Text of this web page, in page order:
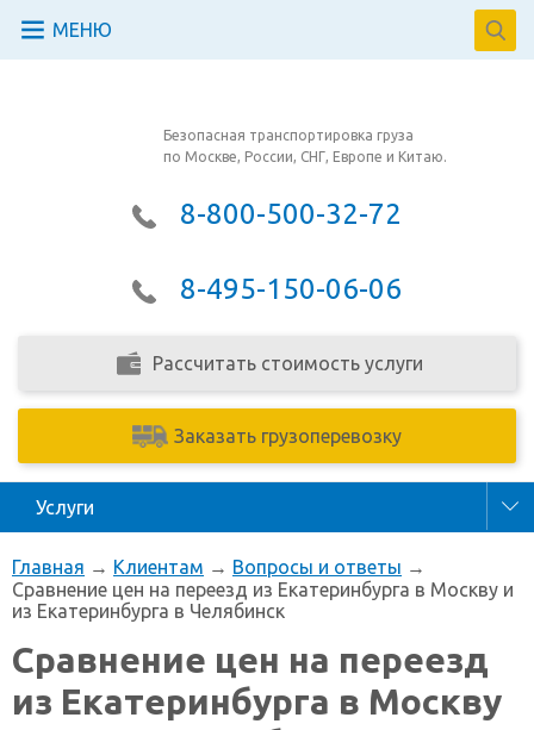
МЕНЮ
Безопасная транспортировка груза
по Москве, России, СНГ, Европе и Китаю.
8-800-500-32-72
8-495-150-06-06
Рассчитать стоимость услуги
Заказать грузоперевозку
Услуги
Главная → Клиентам → Вопросы и ответы →
Сравнение цен на переезд из Екатеринбурга в Москву и
из Екатеринбурга в Челябинск
Сравнение цен на переезд
из Екатеринбурга в Москву